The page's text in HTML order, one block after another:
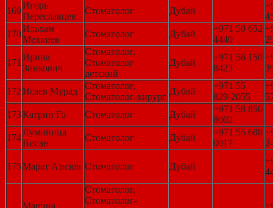
169
Игорь
Переславцев
Стоматолог Дубай
170
Ильхам
Мехкиев
Стоматолог Дубай
+971 50 652
4440
171
Ирина
Зинкович
Стоматолог,
Стоматолог
детский
Дубай
+971 56 150
8423
172Исаев Мурад
Стоматолог,
Стоматолог-хирург
Дубай
+971 55
829-2055
173Катрин Го Стоматолог Дубай
+971 58 850
8002
174
Луминица
Висан
Стоматолог Дубай
+971 55 688
0017
175Марат Азизов Стоматолог Дубай
Стоматолог,
Стоматолог-